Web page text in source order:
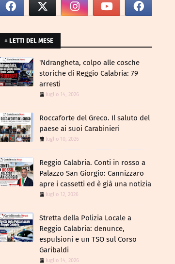
+ LETTI DEL MESE
​'Ndrangheta, colpo alle cosche
storiche di Reggio Calabria: 79
arresti
luglio 14, 2026
Roccaforte del Greco. Il saluto del
paese ai suoi Carabinieri
luglio 10, 2026
Reggio Calabria. Conti in rosso a
Palazzo San Giorgio: Cannizzaro
apre i cassetti ed è già una notizia
luglio 12, 2026
​Stretta della Polizia Locale a
Reggio Calabria: denunce,
espulsioni e un TSO sul Corso
Garibaldi
luglio 14, 2026